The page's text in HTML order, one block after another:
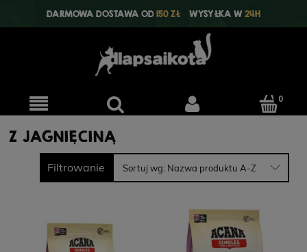
DARMOWA DOSTAWA OD150 ZŁ WYSYŁKA W24H
Z JAGNIĘCINĄ
Filtrowanie Sortuj wg: Nazwa produktu A-Z